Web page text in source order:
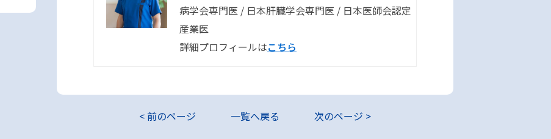
病学会専門医 / 日本肝臓学会専門医 / 日本医師会認定
産業医
詳細プロフィールはこちら
< 前のページ 一覧へ戻る 次のページ >